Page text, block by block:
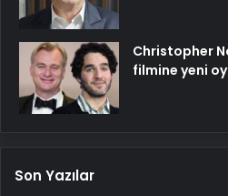
Christopher
filmine yeni
Son Yazılar